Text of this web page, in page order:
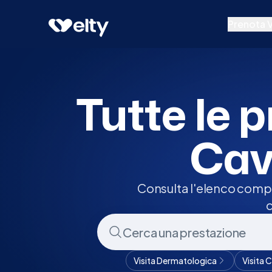
Prestazioni
Prenota visita Cavenago Di Brianza
Tutte le
Consulta l'elenco
Visita Dermatologica Visita